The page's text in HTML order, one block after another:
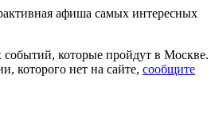
афиша самых интересных
событий, которые пройдут в Москве.
которого нет на сайте, сообщите